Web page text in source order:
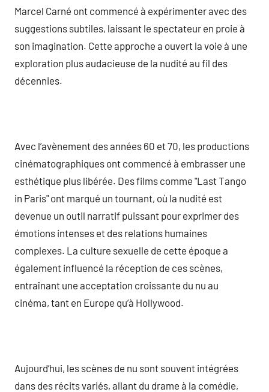
Marcel Carné ont commencé à expérimenter avec des
suggestions subtiles, laissant le spectateur en proie à
son imagination. Cette approche a ouvert la voie à une
exploration plus audacieuse de la nudité au fil des
décennies.
Avec l’avènement des années 60 et 70, les productions
cinématographiques ont commencé à embrasser une
esthétique plus libérée. Des films comme "Last Tango
in Paris" ont marqué un tournant, où la nudité est
devenue un outil narratif puissant pour exprimer des
émotions intenses et des relations humaines
complexes. La culture sexuelle de cette époque a
également influencé la réception de ces scènes,
entraînant une acceptation croissante du nu au
cinéma, tant en Europe qu’à Hollywood.
Aujourd’hui, les scènes de nu sont souvent intégrées
dans des récits variés, allant du drame à la comédie,